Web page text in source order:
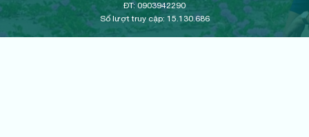
ĐT: 0903942290
Số lượt truy cập: 15.130.686